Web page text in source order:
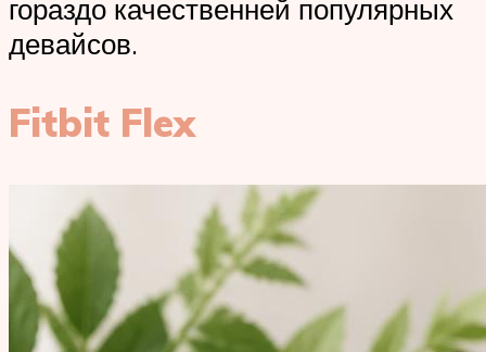
гораздо качественней популярных
девайсов.
Fitbit Flex